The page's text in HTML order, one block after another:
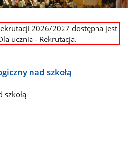
2026/2027 dostępna jest
ucznia - Rekrutacja.
nad szkołą
szkołą